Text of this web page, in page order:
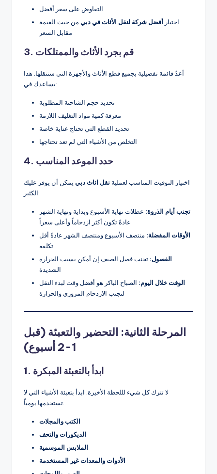
التفاوض على سعر أفضل
اختيار أفضل شركة لنقل الأثاث في دبي من حيث القيمة
مقابل السعر
3. قم بجرد الأثاث والممتلكات
أعدّ قائمة تفصيلية بجميع قطع الأثاث والأجهزة التي ستنقلها. هذا
يساعدك في:
تحديد حجم الشاحنة المطلوبة
معرفة كمية مواد التغليف اللازمة
تحديد القطع التي تحتاج عناية خاصة
التخلص من الأشياء التي لم تعد تحتاجها
4. حدد الموعد المناسب
اختيار التوقيت المناسب لعملية نقل اثاث دبي يمكن أن يوفر عليك
الكثير:
تجنب أيام الذروة: عطلات نهاية الأسبوع وبداية ونهاية الشهر
عادةً تكون أكثر ازدحاماً وأعلى سعراً
الأوقات المفضلة: منتصف الأسبوع ومنتصف الشهر عادةً أقل
تكلفة
الفصول: تجنب فصل الصيف إن أمكن بسبب الحرارة
الشديدة
الوقت خلال اليوم: الصباح الباكر هو أفضل وقت لبدء النقل
لتجنب الازدحام المروري والحرارة
المرحلة الثانية: التحضير والتعبئة (قبل
1-2 أسبوع)
1. ابدأ بالتعبئة المبكرة
لا تترك كل شيء لللحظة الأخيرة. ابدأ بتعبئة الأشياء التي لا
تستخدمها يومياً:
الكتب والمجلات
الديكورات والتحف
الملابس الموسمية
الأدوات والمعدات غير المستخدمة